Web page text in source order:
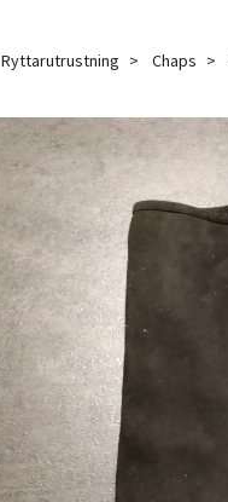
Ryttarutrustning Chaps